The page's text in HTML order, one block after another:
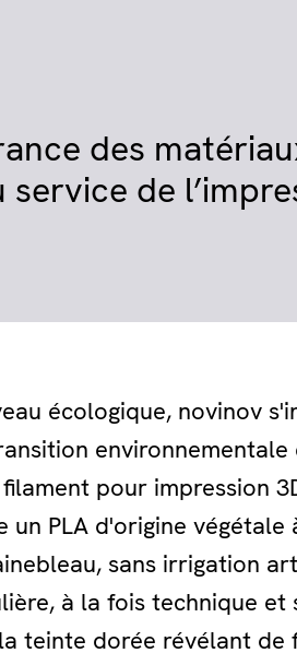
des
de
écologique, novinov
environnementale
pour impression
PLA d'origine végétale
sans irrigation
à la fois technique et
teinte dorée révélant de